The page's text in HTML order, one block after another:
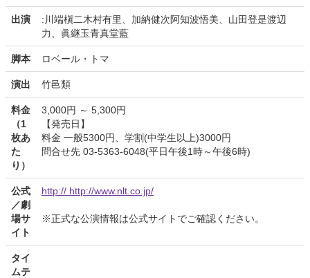
出演
:川端槇二木村有里、加納健次阿知波悟美、山田登是渡辺
力、眞継玉青真堂藍
脚本 ロベール・トマ
演出 竹邑類
料金
（1
枚あ
た
り）
3,000円 ～ 5,300円
【発売日】
料金 一般5300円、学割(中学生以上)3000円
問合せ先 03-5363-6048(平日午後1時～午後6時)
公式
／劇
場サ
イト
http:// http://www.nlt.co.jp/
※正式な公演情報は公式サイトでご確認ください。
タイ
ムテ